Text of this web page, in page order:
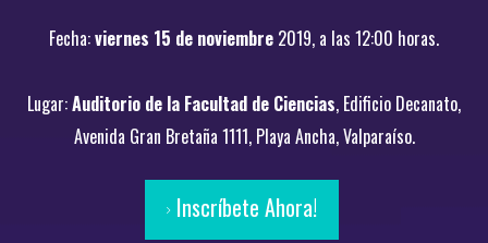
Fecha:viernes 15 de noviembre 2019, a las 12:00 horas.
Lugar:Auditorio de la Facultad de Ciencias, Edificio Decanato,
Avenida Gran Bretaña 1111, Playa Ancha, Valparaíso.
Inscríbete Ahora!